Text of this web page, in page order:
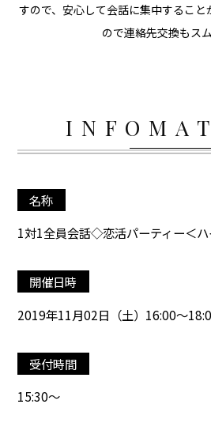
すので、安心して会話に集中すること
ので連絡先交換もス
名称
1対1全員会話◇恋活パーティー＜
開催日時
2019年11月02日（土）16:00～
受付時間
15:30～